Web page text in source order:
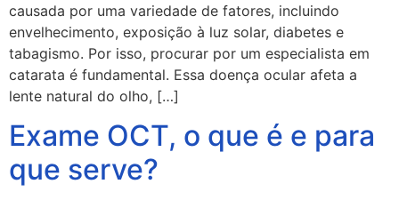
causada por uma variedade de fatores, incluindo
envelhecimento, exposição à luz solar, diabetes e
tabagismo. Por isso, procurar por um especialista em
catarata é fundamental. Essa doença ocular afeta a
lente natural do olho, […]
Exame OCT, o que é e para
que serve?